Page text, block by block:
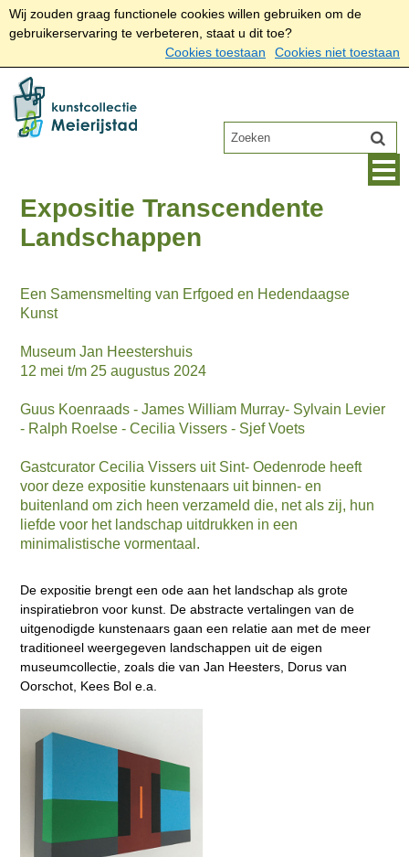
Wij zouden graag functionele cookies willen gebruiken om de
gebruikerservaring te verbeteren, staat u dit toe?
Cookies toestaan
Cookies niet toestaan
Expositie Transcendente
Landschappen
Een Samensmelting van Erfgoed en Hedendaagse
Kunst
Museum Jan Heestershuis
12 mei t/m 25 augustus 2024
Guus Koenraads - James William Murray- Sylvain Levier
- Ralph Roelse - Cecilia Vissers - Sjef Voets
Gastcurator Cecilia Vissers uit Sint- Oedenrode heeft
voor deze expositie kunstenaars uit binnen- en
buitenland om zich heen verzameld die, net als zij, hun
liefde voor het landschap uitdrukken in een
minimalistische vormentaal.
De expositie brengt een ode aan het landschap als grote
inspiratiebron voor kunst. De abstracte vertalingen van de
uitgenodigde kunstenaars gaan een relatie aan met de meer
traditioneel weergegeven landschappen uit de eigen
museumcollectie, zoals die van Jan Heesters, Dorus van
Oorschot, Kees Bol e.a.